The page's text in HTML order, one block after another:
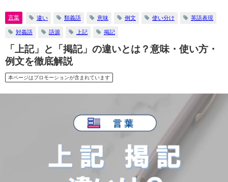
言葉 違い 類義語 意味 例文 使い分け 英語表現
対義語 語源 上記 掲記
「上記」と「掲記」の違いとは？意味・使い方・
例文を徹底解説
本ページはプロモーションが含まれています